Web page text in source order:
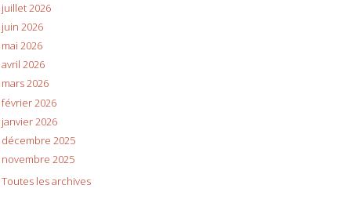
juillet 2026
juin 2026
mai 2026
avril 2026
mars 2026
février 2026
janvier 2026
décembre 2025
novembre 2025
Toutes les archives